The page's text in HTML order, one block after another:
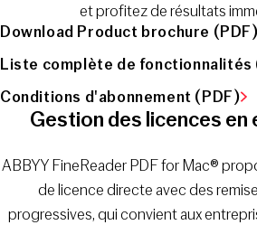
et profitez de résultats
Download Product brochure (PDF)
Liste complète de fonctionnalités
Conditions d'abonnement (PDF)
Gestion des licences en
ABBYY FineReader PDF for Mac®
de licence directe avec des
progressives, qui convient aux